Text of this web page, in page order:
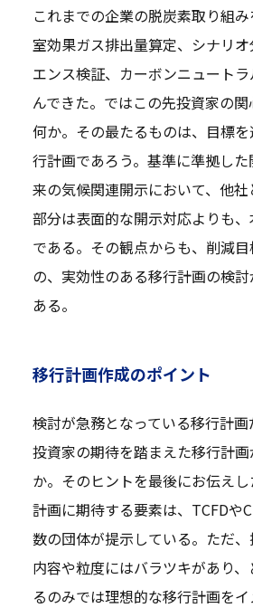
これまでの企業の脱炭素取り組
室効果ガス排出量算定、シナリ
エンス検証、カーボンニュート
んできた。ではこの先投資家の関
何か。その最たるものは、目標
行計画であろう。基準に準拠し
来の気候関連開示において、他
部分は表面的な開示対応よりも
である。その観点からも、削減
の、実効性のある移行計画の検
ある。
移行計画作成のポイント
検討が急務となっている移行計
投資家の期待を踏まえた移行計
か。そのヒントを最後にお伝え
計画に期待する要素は、TCFDや
数の団体が提示している。ただ
内容や粒度にはバラツキがあり
るのみでは理想的な移行計画を